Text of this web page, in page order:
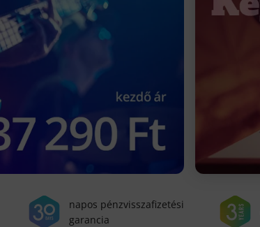
napos pénzvisszafizetési
garancia